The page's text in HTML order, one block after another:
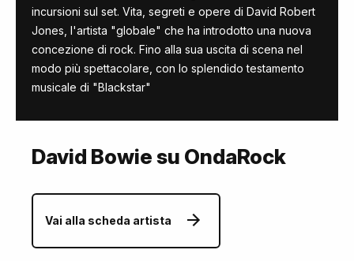
incursioni sul set. Vita, segreti e opere di David Robert
Jones, l'artista "globale" che ha introdotto una nuova
concezione di rock. Fino alla sua uscita di scena nel
modo più spettacolare, con lo splendido testamento
musicale di "Blackstar"
David Bowie su OndaRock
Vai alla scheda artista